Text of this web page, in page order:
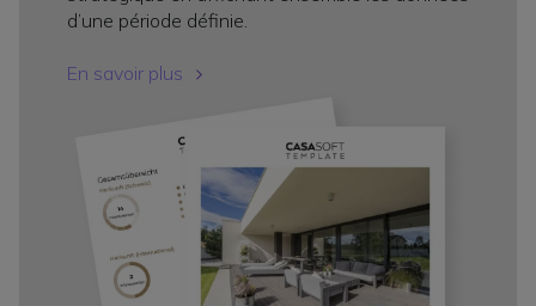
d’une période définie.
En savoir plus